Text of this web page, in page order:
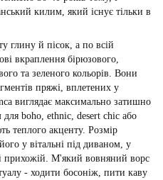
килим, який існує тільки в
глину й пісок, а по всій
вкраплення бірюзового,
та зеленого кольорів. Вони
пряжі, вплетених у
виглядає максимально затишно
boho, ethnic, desert chic або
теплого акценту. Розмір
у вітальні під диваном, у
прихожій. М'який вовняний ворс
- ходити босоніж, пити каву